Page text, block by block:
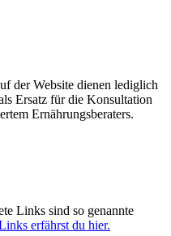
der Website dienen lediglich
Ersatz für die Konsultation
Ernährungsberaters.
Links sind so genannte
erfährst du hier.